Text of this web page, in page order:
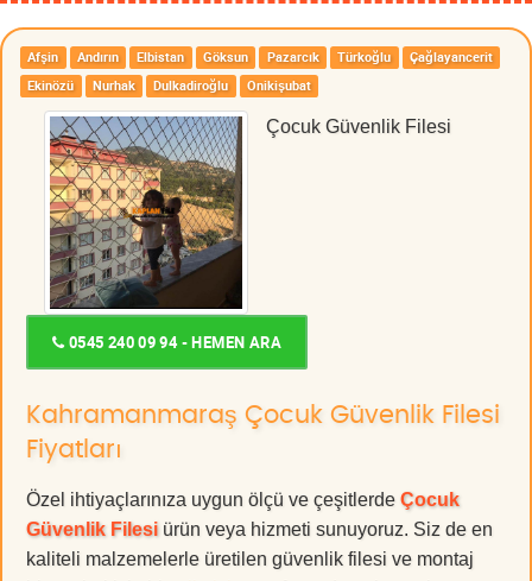
Afşin Andırın Elbistan Göksun Pazarcık Türkoğlu
Çağlayancerit
Ekinözü
Nurhak Dulkadiroğlu Onikişubat
Çocuk Güvenlik Filesi
0545 240 09 94 - HEMEN ARA
Kahramanmaraş Çocuk Güvenlik Filesi
Fiyatları
Özel ihtiyaçlarınıza uygun ölçü ve çeşitlerde Çocuk
Güvenlik Filesi ürün veya hizmeti sunuyoruz. Siz de en
kaliteli malzemelerle üretilen güvenlik filesi ve montaj